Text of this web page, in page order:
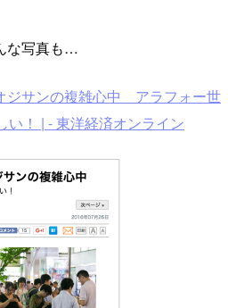
な写真も…
ジサンの複雑心中 アラフォー世
い！ | - 東洋経済オンライン